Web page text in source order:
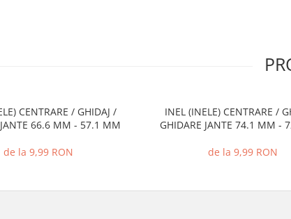
CENTRARE / GHIDAJ /
66.6 MM - 57.1 MM
de la 9,99 RON
INEL (INELE) CENTRARE /
GHIDARE JANTE 74.1 MM -
de la 9,99 RON